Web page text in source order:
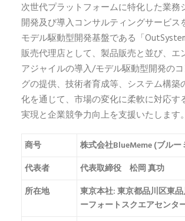
次世代プラットフォームに特化した業務
開発及び導入コンサルティングサービス
モデル駆動型開発基盤である「
販売代理店として、製品販売と並び、エ
アジャイルの導入/モデル駆動型開発の
グの提供、技術者育成等、システム構築
化を通じて、市場の変化に柔軟に対応す
実現と企業競争力向上を支援いたします。
商号
株式会社BlueMeme (ブルー
代表者
代表取締役 松岡 真功
所在地
東京本社: 東京都品川区東
ーフォートスクエアセンタ